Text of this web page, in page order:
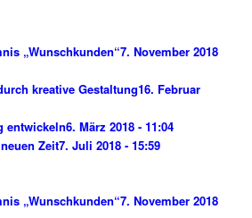
„Wunschkunden“7. November 2018
kreative Gestaltung16. Februar
entwickeln6. März 2018 - 11:04
Zeit7. Juli 2018 - 15:59
„Wunschkunden“7. November 2018